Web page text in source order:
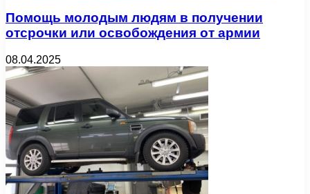
Помощь молодым людям в получении
отсрочки или освобождения от армии
08.04.2025